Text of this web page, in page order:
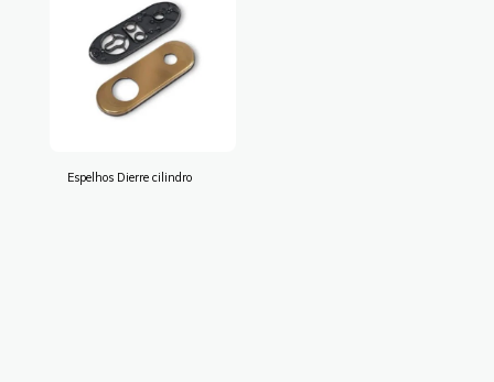
Espelhos Dierre cilindro